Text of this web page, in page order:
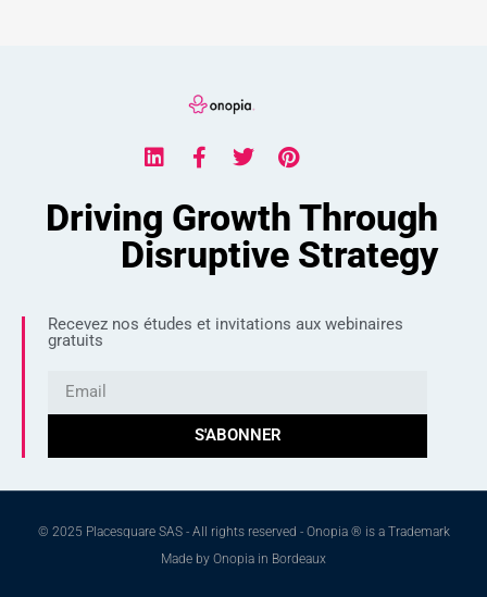
Driving Growth Through
Disruptive Strategy
Recevez nos études et invitations aux webinaires
gratuits
S'ABONNER
© 2025 Placesquare SAS - All rights reserved - Onopia ® is a Trademark
Made by Onopia in Bordeaux